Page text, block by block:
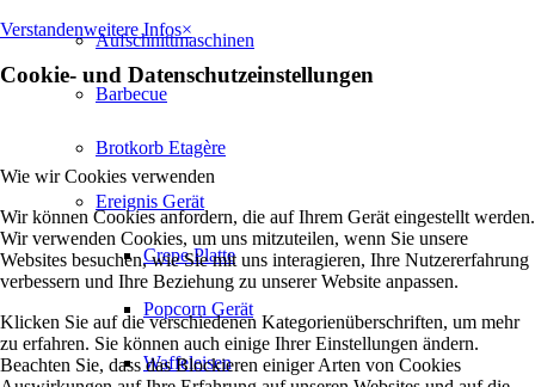
Aufschnittmaschinen
Barbecue
Brotkorb Etagère
Ereignis Gerät
Crepe Platte
Popcorn Gerät
Waffeleisen
Verstandenweitere Infos×
Cookie- und Datenschutzeinstellungen
Wie wir Cookies verwenden
Wir können Cookies anfordern, die auf Ihrem Gerät eingestellt werden.
Wir verwenden Cookies, um uns mitzuteilen, wenn Sie unsere
Websites besuchen, wie Sie mit uns interagieren, Ihre Nutzererfahrung
verbessern und Ihre Beziehung zu unserer Website anpassen.
Klicken Sie auf die verschiedenen Kategorienüberschriften, um mehr
zu erfahren. Sie können auch einige Ihrer Einstellungen ändern.
Beachten Sie, dass das Blockieren einiger Arten von Cookies